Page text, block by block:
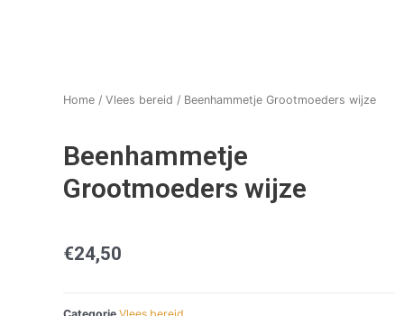
Home / Vlees bereid / Beenhammetje Grootmoeders wijze
Beenhammetje
Grootmoeders wijze
€24,50